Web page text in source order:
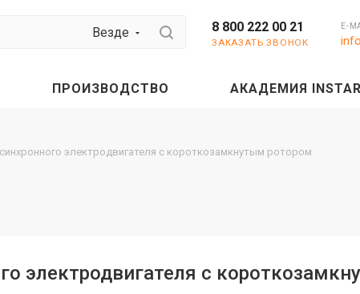
Везде 8 800 222 00 21
ЗАКАЗАТЬ ЗВОНОК
E-
ПРОИЗВОДСТВО АКАДЕМИЯ
электродвигателя с короткозамкнутым ротором
электродвигателя с